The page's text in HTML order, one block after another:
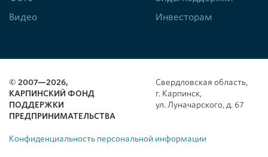
Видео
Инвесторам
© 2007—2026,
КАРПИНСКИЙ ФОНД
ПОДДЕРЖКИ
ПРЕДПРИНИМАТЕЛЬСТВА
Свердловская область,
г. Карпинск,
ул. Луначарского, д. 67
Конфиденциальность персональной информации